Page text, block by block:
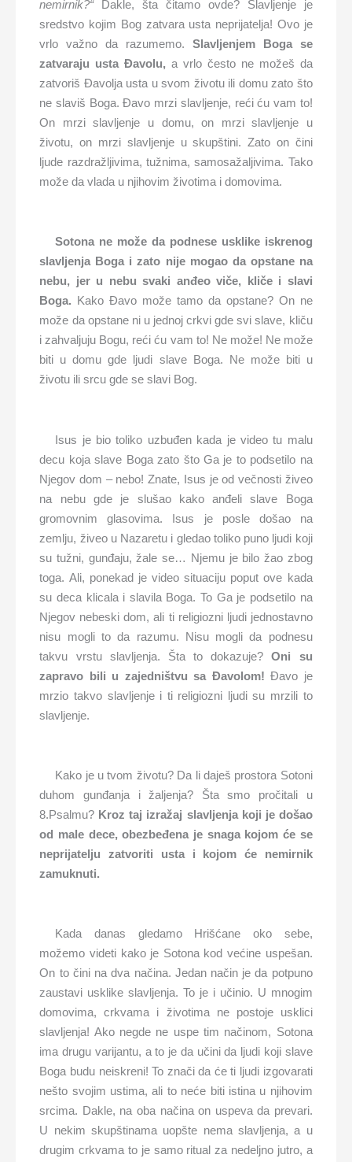
nemirnik?“Dakle, šta čitamo ovde? Slavljenje je
sredstvo kojim Bog zatvara usta neprijatelja! Ovo je
vrlo važno da razumemo. Slavljenjem Boga se
zatvaraju usta Đavolu, a vrlo često ne možeš da
zatvoriš Đavolja usta u svom životu ili domu zato što
ne slaviš Boga. Đavo mrzi slavljenje, reći ću vam to!
On mrzi slavljenje u domu, on mrzi slavljenje u
životu, on mrzi slavljenje u skupštini. Zato on čini
ljude razdražljivima, tužnima, samosažaljivima. Tako
može da vlada u njihovim životima i domovima.
Sotona ne može da podnese usklike iskrenog
slavljenja Boga i zato nije mogao da opstane na
nebu, jer u nebu svaki anđeo viče, kliče i slavi
Boga. Kako Đavo može tamo da opstane? On ne
može da opstane ni u jednoj crkvi gde svi slave, kliču
i zahvaljuju Bogu, reći ću vam to! Ne može! Ne može
biti u domu gde ljudi slave Boga. Ne može biti u
životu ili srcu gde se slavi Bog.
Isus je bio toliko uzbuđen kada je video tu malu
decu koja slave Boga zato što Ga je to podsetilo na
Njegov dom – nebo! Znate, Isus je od večnosti živeo
na nebu gde je slušao kako anđeli slave Boga
gromovnim glasovima. Isus je posle došao na
zemlju, živeo u Nazaretu i gledao toliko puno ljudi koji
su tužni, gunđaju, žale se… Njemu je bilo žao zbog
toga. Ali, ponekad je video situaciju poput ove kada
su deca klicala i slavila Boga. To Ga je podsetilo na
Njegov nebeski dom, ali ti religiozni ljudi jednostavno
nisu mogli to da razumu. Nisu mogli da podnesu
takvu vrstu slavljenja. Šta to dokazuje?Oni su
zapravo bili u zajedništvu sa Đavolom! Đavo je
mrzio takvo slavljenje i ti religiozni ljudi su mrzili to
slavljenje.
Kako je u tvom životu? Da li daješ prostora Sotoni
duhom gunđanja i žaljenja? Šta smo pročitali u
8.Psalmu? Kroz taj izražaj slavljenja koji je došao
od male dece, obezbeđena je snaga kojom će se
neprijatelju zatvoriti usta i kojom će nemirnik
zamuknuti.
Kada danas gledamo Hrišćane oko sebe,
možemo videti kako je Sotona kod većine uspešan.
On to čini na dva načina. Jedan način je da potpuno
zaustavi usklike slavljenja. To je i učinio. U mnogim
domovima, crkvama i životima ne postoje usklici
slavljenja! Ako negde ne uspe tim načinom, Sotona
ima drugu varijantu, a to je da učini da ljudi koji slave
Boga budu neiskreni! To znači da će ti ljudi izgovarati
nešto svojim ustima, ali to neće biti istina u njihovim
srcima. Dakle, na oba načina on uspeva da prevari.
U nekim skupštinama uopšte nema slavljenja, a u
drugim crkvama to je samo ritual za nedeljno jutro, a